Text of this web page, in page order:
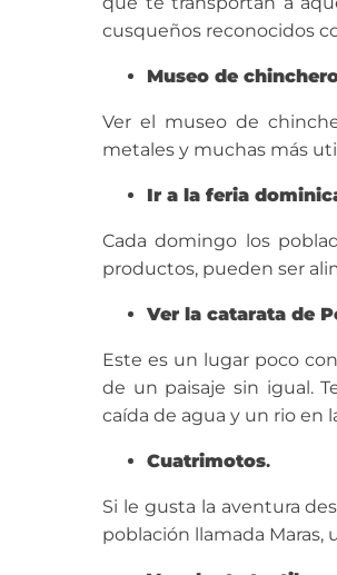
cusqueños reconocidos
Museo de
Ver el museo de
metales y muchas más
Ir a la feria
Cada domingo los
productos, pueden ser
Ver la catarata de
Este es un lugar poco
de un paisaje sin igual.
caída de agua y un rio en
Cuatrimotos.
Si le gusta la aventura
población llamada Maras,